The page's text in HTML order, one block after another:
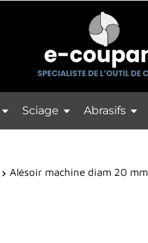
Sciage Abrasifs
Alésoir machine diam 20 mm